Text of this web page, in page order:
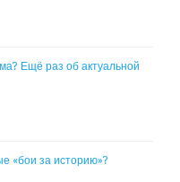
Ещё раз об актуальной
«бои за историю»?